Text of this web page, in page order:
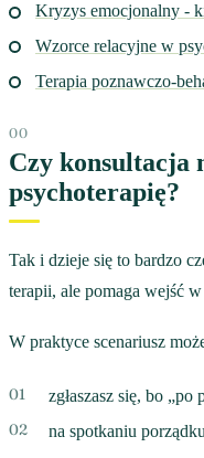
Kryzys emocjonalny -
Wzorce relacyjne w
Terapia poznawczo-
Czy konsultacja
psychoterapię?
Tak i dzieje się to bardzo
terapii, ale pomaga wejść
W praktyce scenariusz
zgłaszasz się, bo „po
na spotkaniu